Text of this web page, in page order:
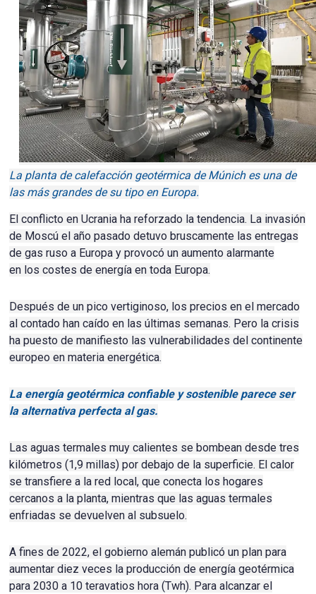
La planta de calefacción geotérmica de Múnich es una de
las más grandes de su tipo en Europa.
El conflicto en Ucrania ha reforzado la tendencia. La invasión
de Moscú el año pasado detuvo bruscamente las entregas
de gas ruso a Europa y provocó un aumento alarmante
en los costes de energía en toda Europa.
Después de un pico vertiginoso, los precios en el mercado
al contado han caído en las últimas semanas. Pero la crisis
ha puesto de manifiesto las vulnerabilidades del continente
europeo en materia energética.
La energía geotérmica confiable y sostenible parece ser
la alternativa perfecta al gas.
Las aguas termales muy calientes se bombean desde tres
kilómetros (1,9 millas) por debajo de la superficie. El calor
se transfiere a lared local, que conecta los hogares
cercanos a la planta, mientras que las aguas termales
enfriadas se devuelven al subsuelo.
A fines de 2022, el gobierno alemán publicó un plan para
aumentar diez veces la producción de energía geotérmica
para 2030 a 10 teravatios hora (Twh). Para alcanzar el